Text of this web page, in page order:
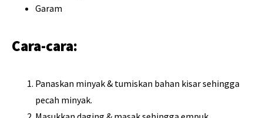
Garam
Cara-cara:
Panaskan minyak & tumiskan bahan kisar sehingga
pecah minyak.